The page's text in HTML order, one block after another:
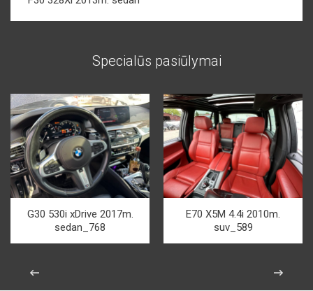
Specialūs pasiūlymai
G30 530i xDrive 2017m.
sedan_768
E70 X5M 4.4i 2010m.
suv_589